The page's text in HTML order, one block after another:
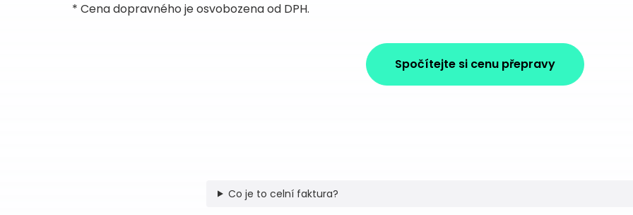
* Cena dopravného je osvobozena od DPH.
Spočítejte si cenu přepravy
Co je to celní faktura?